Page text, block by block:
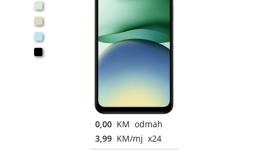
0,00 KM odmah
3,99 KM/mj x24